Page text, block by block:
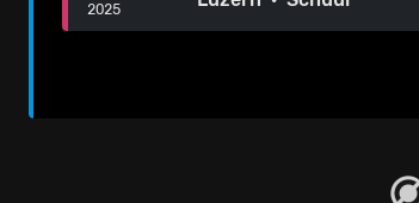
2025